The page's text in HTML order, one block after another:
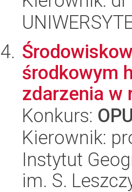
środkowym
zdarzenia w
Konkurs:
Kierownik:
Instytut
im. S.